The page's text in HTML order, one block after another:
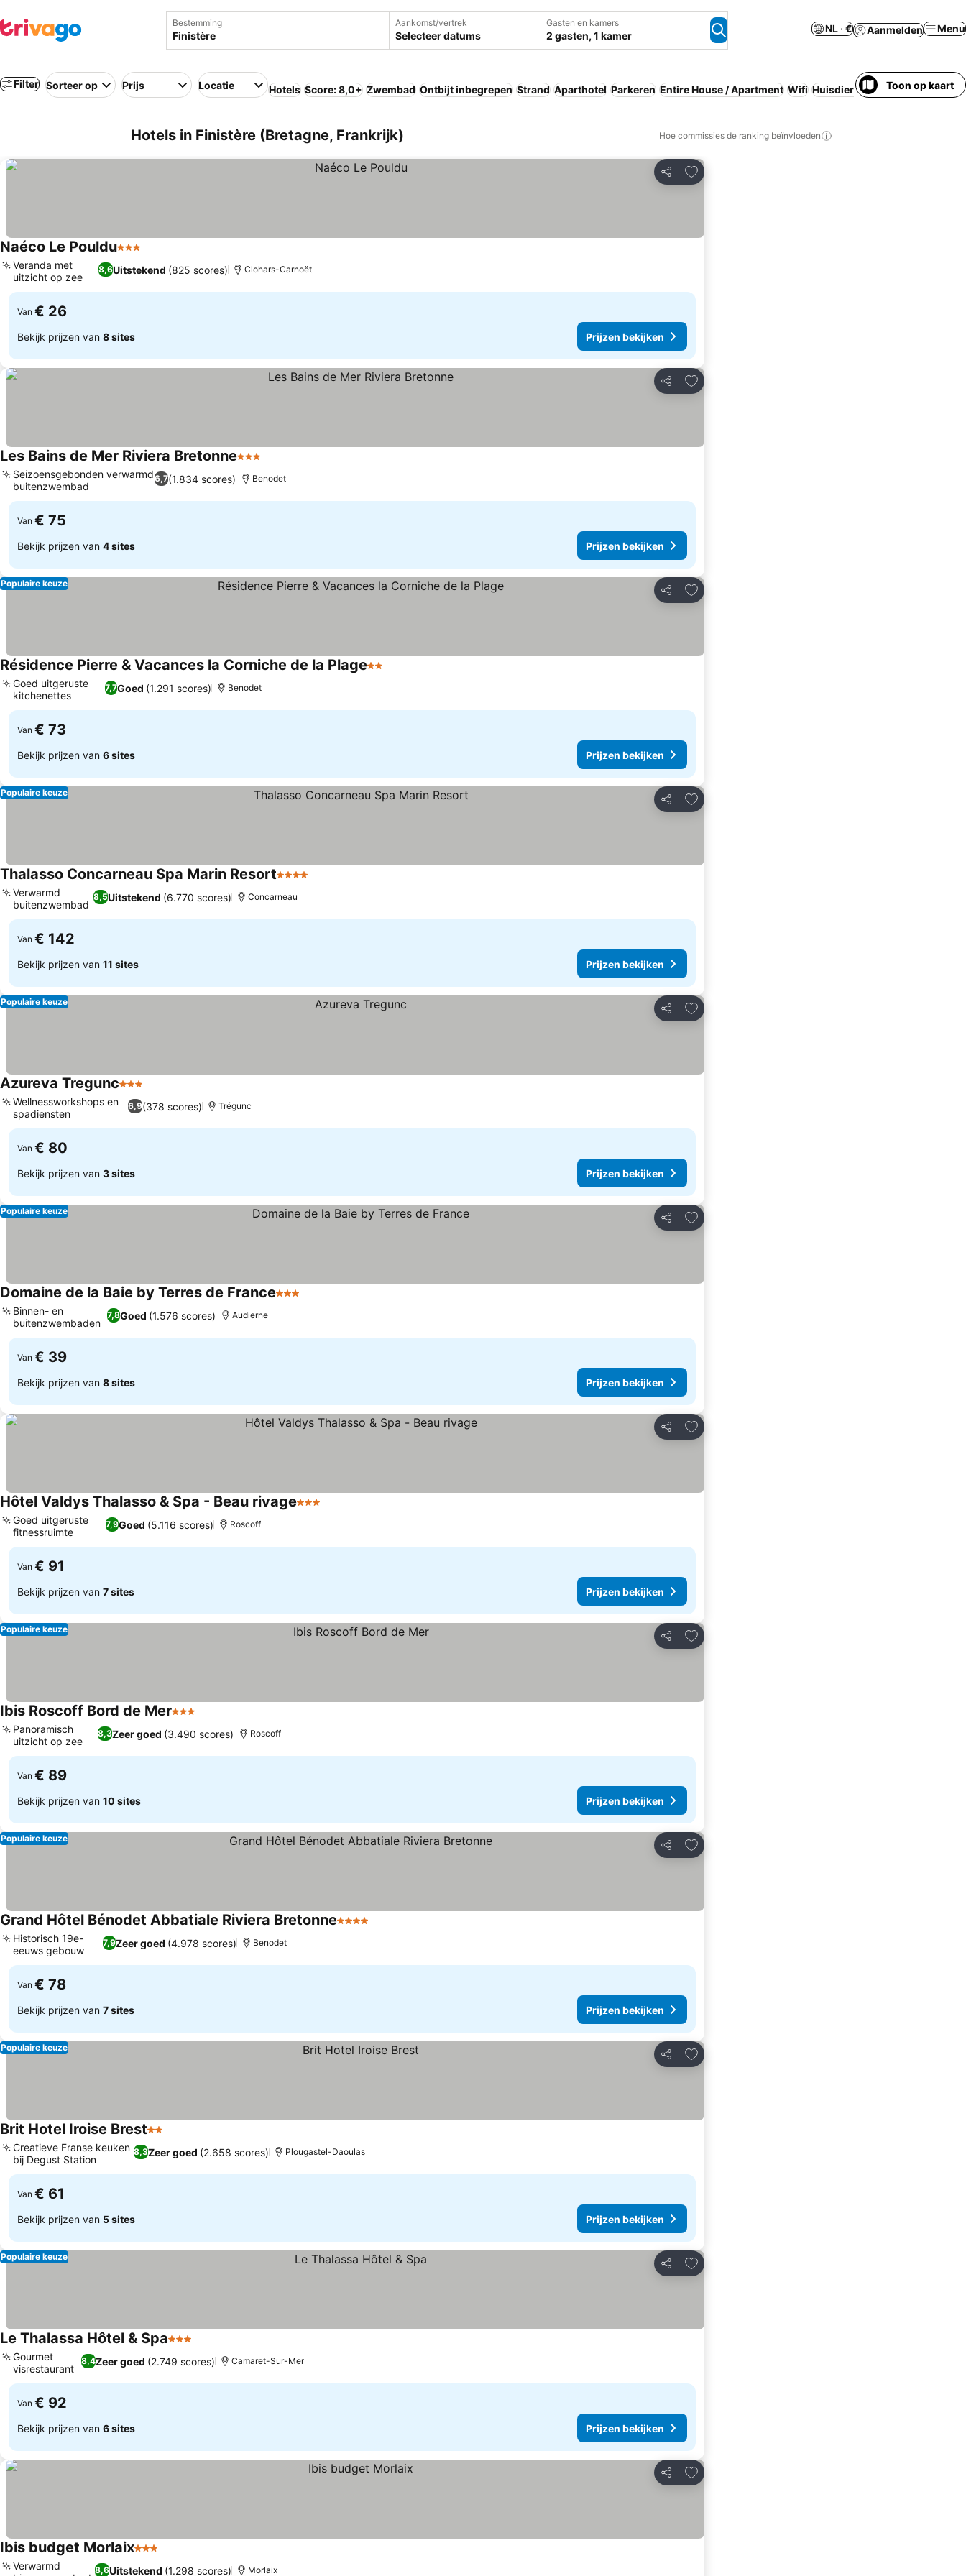
Bestemming Aankomst/vertrek
Selecteer datums
Gasten en kamers
2 gasten, 1 kamer
NL · € Aanmelden Menu
Filter Sorteer op Prijs Locatie Hotels Score: 8,0+ Zwembad Ontbijt inbegrepen Strand Aparthotel Parkeren Entire House / Apartment Wifi Huisdieren toegestaan Spa
Toon op kaart
Hotels in Finistère (Bretagne, Frankrijk) Hoe commissies de ranking beïnvloeden
Delen
Toevoegen aan favorieten
Naéco Le Pouldu3 Sterren
8,6Uitstekend (825 scores)
Veranda met
uitzicht op zee
Clohars-Carnoët
Van € 26
Bekijk prijzen van 8 sites Prijzen bekijken
Delen
Toevoegen aan favorieten
Les Bains de Mer Riviera Bretonne3 Sterren
6,7(1.834 scores)
Seizoensgebonden verwarmd
buitenzwembad
Benodet
Van € 75
Bekijk prijzen van 4 sites Prijzen bekijken
Delen
Toevoegen aan favorieten
Populaire keuze
Résidence Pierre & Vacances la Corniche de la Plage2 Sterren
7,7Goed (1.291 scores)
Goed uitgeruste
kitchenettes
Benodet
Van € 73
Bekijk prijzen van 6 sites Prijzen bekijken
Delen
Toevoegen aan favorieten
Populaire keuze
Thalasso Concarneau Spa Marin Resort4 Sterren
8,5Uitstekend (6.770 scores)
Verwarmd
buitenzwembad
Concarneau
Van € 142
Bekijk prijzen van 11 sites Prijzen bekijken
Delen
Toevoegen aan favorieten
Populaire keuze
Azureva Tregunc3 Sterren
6,9(378 scores)
Wellnessworkshops en
spadiensten
Trégunc
Van € 80
Bekijk prijzen van 3 sites Prijzen bekijken
Delen
Toevoegen aan favorieten
Populaire keuze
Domaine de la Baie by Terres de France3 Sterren
7,8Goed (1.576 scores)
Binnen- en
buitenzwembaden
Audierne
Van € 39
Bekijk prijzen van 8 sites Prijzen bekijken
Delen
Toevoegen aan favorieten
Hôtel Valdys Thalasso & Spa - Beau rivage3 Sterren
7,9Goed (5.116 scores)
Goed uitgeruste
fitnessruimte
Roscoff
Van € 91
Bekijk prijzen van 7 sites Prijzen bekijken
Delen
Toevoegen aan favorieten
Populaire keuze
Ibis Roscoff Bord de Mer3 Sterren
8,3Zeer goed (3.490 scores)
Panoramisch
uitzicht op zee
Roscoff
Van € 89
Bekijk prijzen van 10 sites Prijzen bekijken
Delen
Toevoegen aan favorieten
Populaire keuze
Grand Hôtel Bénodet Abbatiale Riviera Bretonne4 Sterren
7,9Zeer goed (4.978 scores)
Historisch 19e-
eeuws gebouw
Benodet
Van € 78
Bekijk prijzen van 7 sites Prijzen bekijken
Delen
Toevoegen aan favorieten
Populaire keuze
Brit Hotel Iroise Brest2 Sterren
8,3Zeer goed (2.658 scores)
Creatieve Franse keuken
bij Degust Station
Plougastel-Daoulas
Van € 61
Bekijk prijzen van 5 sites Prijzen bekijken
Delen
Toevoegen aan favorieten
Populaire keuze
Le Thalassa Hôtel & Spa3 Sterren
8,4Zeer goed (2.749 scores)
Gourmet
visrestaurant
Camaret-Sur-Mer
Van € 92
Bekijk prijzen van 6 sites Prijzen bekijken
Delen
Toevoegen aan favorieten
Ibis budget Morlaix3 Sterren
8,6Uitstekend (1.298 scores)
Verwarmd
Morlaix